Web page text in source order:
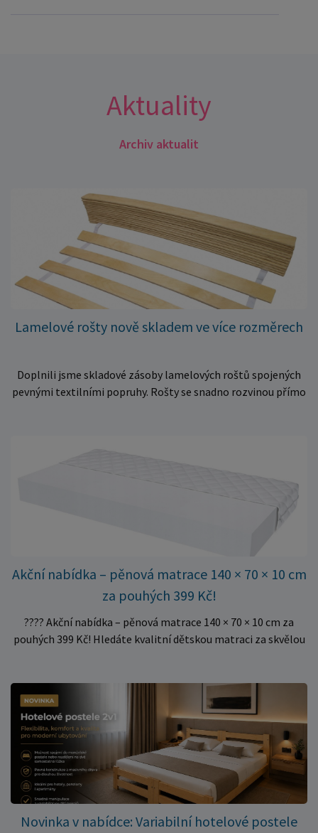
Aktuality
Archiv aktualit
Lamelové rošty nově skladem ve více rozměrech
Doplnili jsme skladové zásoby lamelových roštů spojených
pevnými textilními popruhy. Rošty se snadno rozvinou přímo
množství kusů, proto můžeme objednávky rychle expedovat.
Vyberte si vhodný rozměr a dopřejte své matraci kvalitní
podklad za výhodnou cenu.
Akční nabídka – pěnová matrace 140 × 70 × 10 cm
za pouhých 399 Kč!
???? Akční nabídka – pěnová matrace 140 × 70 × 10 cm za
pouhých 399 Kč! Hledáte kvalitní dětskou matraci za skvělou
✅ Pohodlné pěnové jádro pro komfortní spánek dítěte ✅
Skvělá volba do dětských postýlek ✅ Výjimečně výhodná cena
– jen 399 Kč Využijte této mimořádné nabídky a pořiďte
kvalitní matraci za cenu, která patří k nejvýhodnějším na
trhu. Akce platí pouze do vyprodání zásob. Nakupujte chytře a
ušetřete!
Novinka v nabídce: Variabilní hotelové postele